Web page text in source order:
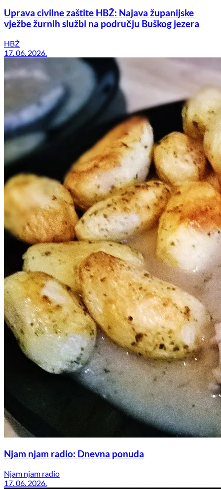
Uprava civilne zaštite HBŽ: Najava županijske
vježbe žurnih službi na području Buškog jezera
HBŽ
17. 06. 2026.
Njam njam radio: Dnevna ponuda
Njam njam radio
17. 06. 2026.